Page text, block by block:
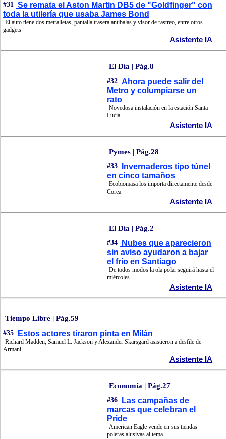
#31 Se remata el Aston Martin DB5 de "Goldfinger" con
toda la utilería que usaba James Bond
El auto tiene dos metralletas, pantalla trasera antibalas y visor de rastreo, entre otros
gadgets
Asistente IA
El Día | Pág.8
#32 Ahora puede salir del
Metro y columpiarse un
rato
Novedosa instalación en la estación Santa
Lucía
Asistente IA
Pymes | Pág.28
#33
Invernaderos tipo túnel
en cinco tamaños
Ecobiomasa los importa directamente desde
Corea
Asistente IA
El Día | Pág.2
#34
Nubes que aparecieron
sin aviso ayudaron a bajar
el frío en Santiago
De todos modos la ola polar seguirá hasta el
miércoles
Asistente IA
Tiempo Libre | Pág.59
#35 Estos actores tiraron pinta en Milán
Richard Madden, Samuel L. Jackson y Alexander Skarsgård asistieron a desfile de
Armani
Asistente IA
Economía | Pág.27
#36
Las campañas de
marcas que celebran el
Pride
American Eagle vende en sus tiendas
poleras alusivas al tema